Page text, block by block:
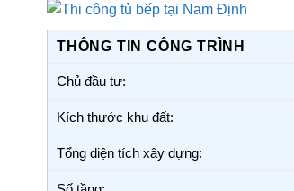
THÔNG TIN CÔNG TRÌNH
Chủ đầu tư:
Kích thước khu đất:
Tổng diện tích xây dựng: